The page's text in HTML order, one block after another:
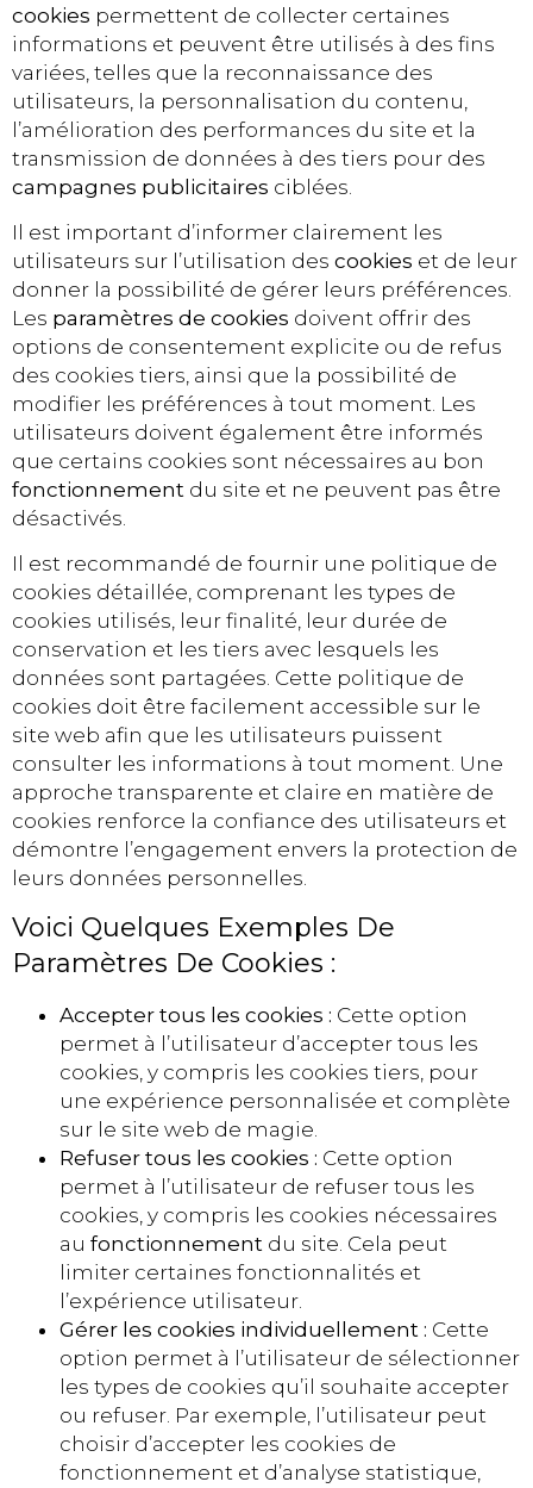
cookies permettent de collecter certaines
informations et peuvent être utilisés à des fins
variées, telles que la reconnaissance des
utilisateurs, la personnalisation du contenu,
l’amélioration des performances du site et la
transmission de données à des tiers pour des
campagnes publicitaires ciblées.
Il est important d’informer clairement les
utilisateurs sur l’utilisation des cookies et de leur
donner la possibilité de gérer leurs préférences.
Les paramètres de cookies doivent offrir des
options de consentement explicite ou de refus
des cookies tiers, ainsi que la possibilité de
modifier les préférences à tout moment. Les
utilisateurs doivent également être informés
que certains cookies sont nécessaires au bon
fonctionnement du site et ne peuvent pas être
désactivés.
Il est recommandé de fournir une politique de
cookies détaillée, comprenant les types de
cookies utilisés, leur finalité, leur durée de
conservation et les tiers avec lesquels les
données sont partagées. Cette politique de
cookies doit être facilement accessible sur le
site web afin que les utilisateurs puissent
consulter les informations à tout moment. Une
approche transparente et claire en matière de
cookies renforce la confiance des utilisateurs et
démontre l’engagement envers la protection de
leurs données personnelles.
Voici Quelques Exemples De
Paramètres De Cookies :
Accepter tous les cookies : Cette option
permet à l’utilisateur d’accepter tous les
cookies, y compris les cookies tiers, pour
une expérience personnalisée et complète
sur le site web de magie.
Refuser tous les cookies : Cette option
permet à l’utilisateur de refuser tous les
cookies, y compris les cookies nécessaires
au fonctionnement du site. Cela peut
limiter certaines fonctionnalités et
l’expérience utilisateur.
Gérer les cookies individuellement : Cette
option permet à l’utilisateur de sélectionner
les types de cookies qu’il souhaite accepter
ou refuser. Par exemple, l’utilisateur peut
choisir d’accepter les cookies de
fonctionnement et d’analyse statistique,